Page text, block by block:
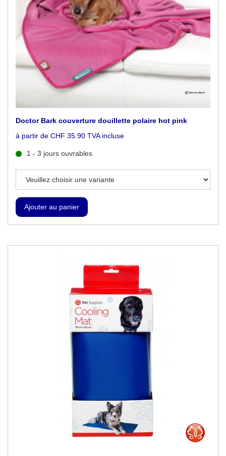
Doctor Bark couverture douillette polaire hot pink
à partir de CHF 35.90 TVA incluse
1 - 3 jours ouvrables